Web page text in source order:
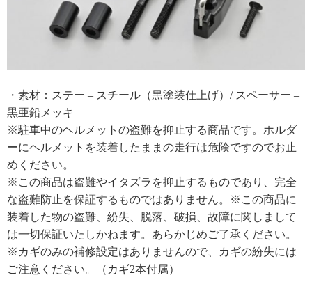
・素材：ステー – スチール（黒塗装仕上げ）/ スペーサー –
黒亜鉛メッキ
※駐車中のヘルメットの盗難を抑止する商品です。ホルダ
ーにヘルメットを装着したままの走行は危険ですのでお止
めください。
※この商品は盗難やイタズラを抑止するものであり、完全
な盗難防止を保証するものではありません。※この商品に
装着した物の盗難、紛失、脱落、破損、故障に関しまして
は一切保証いたしかねます。あらかじめご了承ください。
※カギのみの補修設定はありませんので、カギの紛失には
ご注意ください。（カギ2本付属）